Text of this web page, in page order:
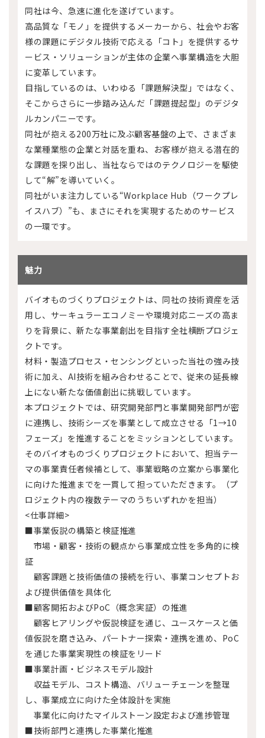
同社は今、急速に進化を遂げています。
高品質な「モノ」を提供するメーカーから、社会やお客
様の課題にデジタル技術で応える「コト」を提供するサ
ービス・ソリューションが主体の企業へ事業構造を大胆
に変革しています。
目指しているのは、いわゆる「課題解決型」ではなく、
そこからさらに一歩踏み込んだ「課題提起型」のデジタ
ルカンパニーです。
同社が抱える200万社に及ぶ顧客基盤の上で、さまざま
な業種業態の企業と対話を重ね、お客様が抱える潜在的
な課題を探り出し、当社ならではのテクノロジーを駆使
して“解”を導いていく。
同社がいま注力している“Workplace Hub（ワークプレ
イスハブ）”も、まさにそれを実現するためのサービス
の一環です。
魅力
バイオものづくりプロジェクトは、同社の技術資産を活
用し、サーキュラーエコノミーや環境対応ニーズの高ま
りを背景に、新たな事業創出を目指す全社横断プロジェ
クトです。
材料・製造プロセス・センシングといった当社の強み技
術に加え、AI技術を組み合わせることで、従来の延長線
上にない新たな価値創出に挑戦しています。
本プロジェクトでは、研究開発部門と事業開発部門が密
に連携し、技術シーズを事業として成立させる「1→10
フェーズ」を推進することをミッションとしています。
そのバイオものづくりプロジェクトにおいて、担当テー
マの事業責任者候補として、事業戦略の立案から事業化
に向けた推進までを一貫して担っていただきます。（プ
ロジェクト内の複数テーマのうちいずれかを担当）
<仕事詳細>
■事業仮説の構築と検証推進
市場・顧客・技術の観点から事業成立性を多角的に検
証
顧客課題と技術価値の接続を行い、事業コンセプトお
よび提供価値を具体化
■顧客開拓およびPoC（概念実証）の推進
顧客ヒアリングや仮説検証を通じ、ユースケースと価
値仮説を磨き込み、パートナー探索・連携を進め、PoC
を通じた事業実現性の検証をリード
■事業計画・ビジネスモデル設計
収益モデル、コスト構造、バリューチェーンを整理
し、事業成立に向けた全体設計を実施
事業化に向けたマイルストーン設定および進捗管理
■技術部門と連携した事業化推進